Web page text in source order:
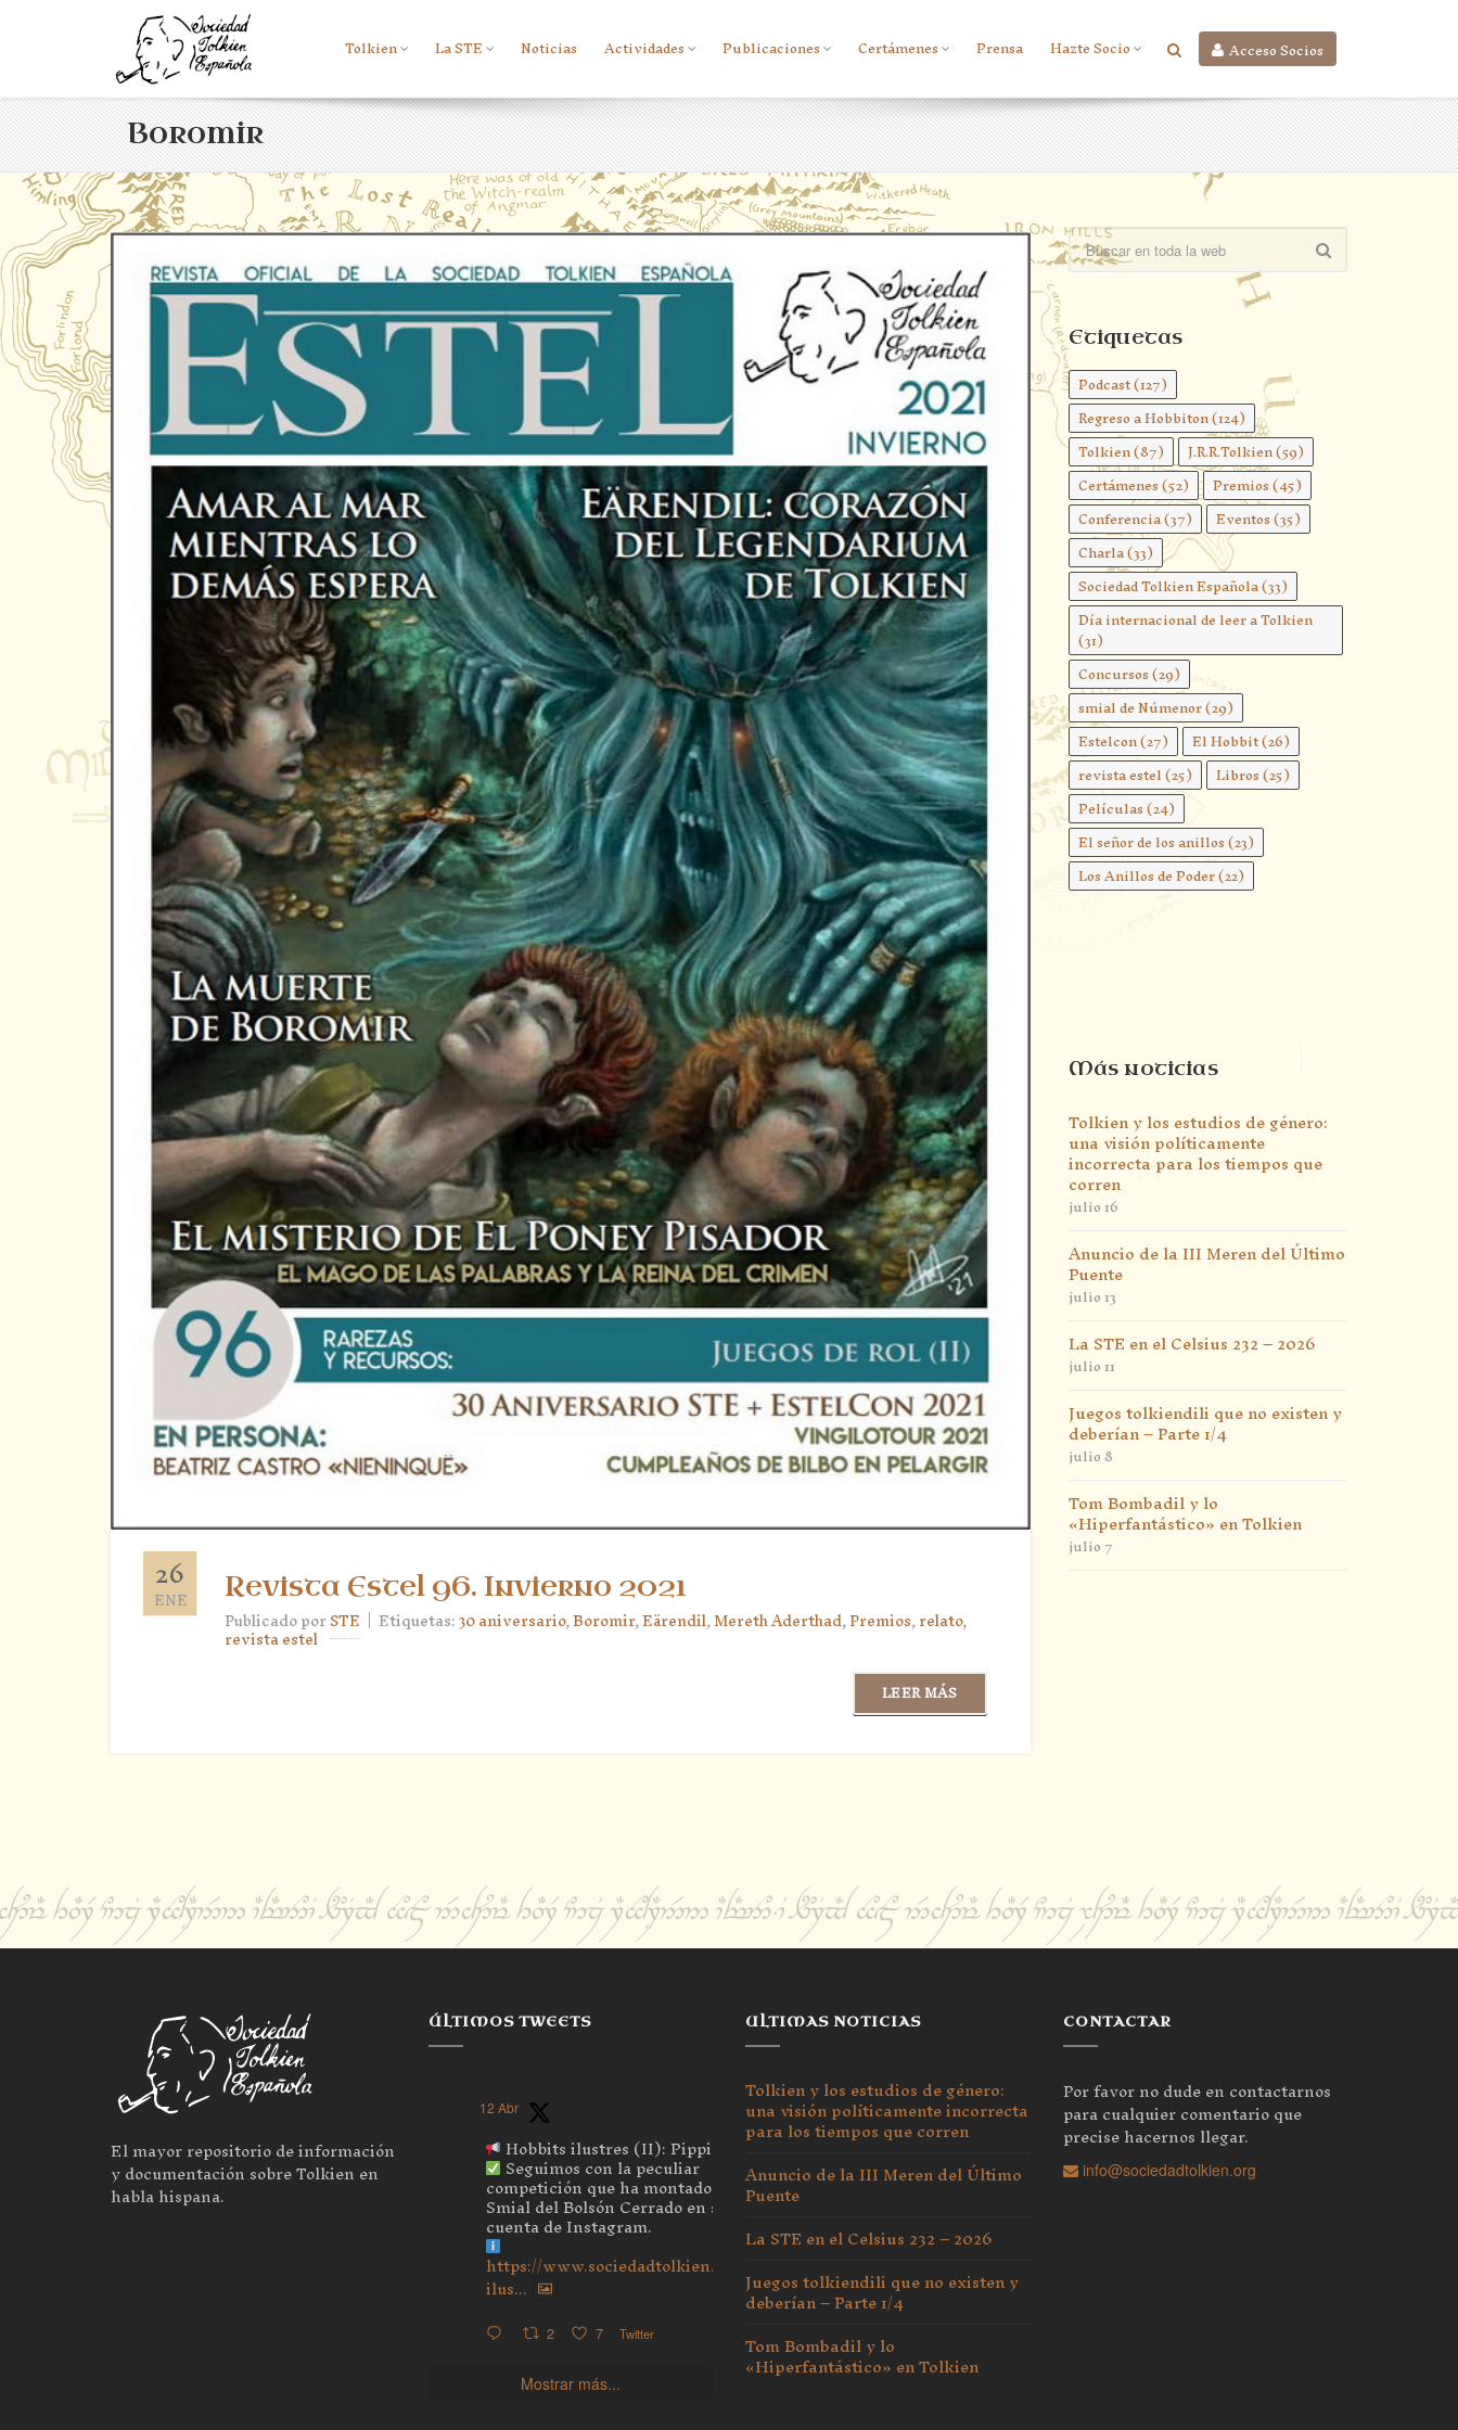
Acceso Socios
Tolkien La STE Noticias Actividades Publicaciones Certámenes Prensa Hazte Socio
Boromir
26
ENE Revista Estel 96. Invierno 2021
Publicado porSTE | Etiquetas:30 aniversario,Boromir,Eärendil,Mereth Aderthad,Premios,relato,
revista estel
LEER MÁS
Etiquetas
Podcast(127)
Regreso a Hobbiton(124)
Tolkien(87) J.R.R.Tolkien(59)
Certámenes(52) Premios(45)
Conferencia(37) Eventos(35)
Charla(33)
Sociedad Tolkien Española(33)
Día internacional de leer a Tolkien
(31)
Concursos(29)
smial de Númenor(29)
Estelcon(27) El Hobbit(26)
revista estel(25) Libros(25)
Películas(24)
El señor de los anillos(23)
Los Anillos de Poder(22)
Más noticias
Tolkien y los estudios de género:
una visión políticamente
incorrecta para los tiempos que
corren
julio 16
Anuncio de la III Meren del Último
Puente
julio 13
La STE en el Celsius 232 – 2026
julio 11
Juegos tolkiendili que no existen y
deberían – Parte 1/4
julio 8
Tom Bombadil y lo
«Hiperfantástico» en Tolkien
julio 7
El mayor repositorio de información
y documentación sobre Tolkien en
habla hispana.
ÚLTIMOS TWEETS
12 Abr
Hobbits ilustres (II): Pippin
Seguimos con la peculiar
competición que ha montado el
Smial del Bolsón Cerrado en su
cuenta de Instagram.
https://www.sociedadtolkien.org/blog/2026/04/03/hobbits-
ilus...
2 7 Twitter
Mostrar más...
ULTIMAS NOTICIAS
Tolkien y los estudios de género:
una visión políticamente incorrecta
para los tiempos que corren
Anuncio de la III Meren del Último
Puente
La STE en el Celsius 232 – 2026
Juegos tolkiendili que no existen y
deberían – Parte 1/4
Tom Bombadil y lo
«Hiperfantástico» en Tolkien
CONTACTAR
Por favor no dude en contactarnos
para cualquier comentario que
precise hacernos llegar.
info@sociedadtolkien.org